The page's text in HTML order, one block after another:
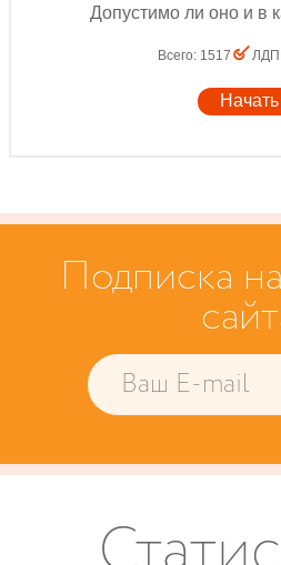
Допустимо ли оно и в
Всего: 1517
Начать
Подписка